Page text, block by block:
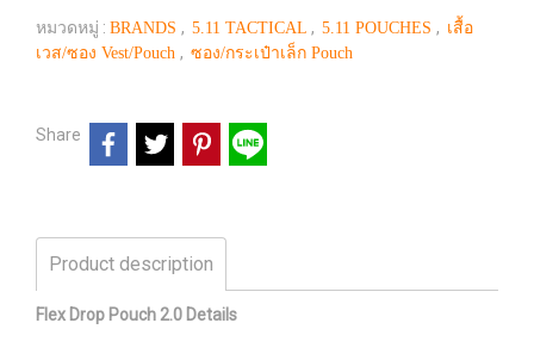
หมวดหมู่ : BRANDS , 5.11 TACTICAL , 5.11 POUCHES , เสื้อ
เวส/ซอง Vest/Pouch , ซอง/กระเป๋าเล็ก Pouch
Share
Product description
Flex Drop Pouch 2.0 Details